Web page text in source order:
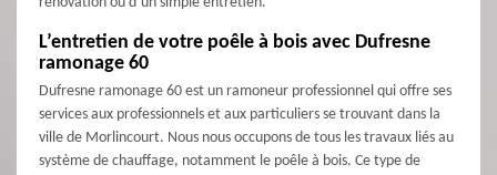
L’entretien de votre poêle à bois avec Dufresne
ramonage 60
Dufresne ramonage 60 est un ramoneur professionnel qui offre ses
services aux professionnels et aux particuliers se trouvant dans la
ville de Morlincourt. Nous nous occupons de tous les travaux liés au
système de chauffage, notamment le poêle à bois. Ce type de